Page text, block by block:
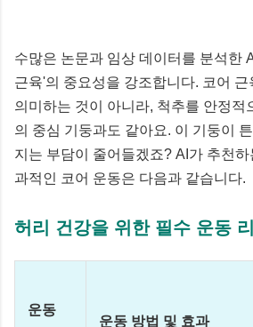
수많은 논문과 임상 데이터를 분석한
근육'의 중요성을 강조합니다. 코어
의미하는 것이 아니라, 척추를 안정적
의 중심 기둥과도 같아요. 이 기둥이
지는 부담이 줄어들겠죠? AI가 추천
과적인 코어 운동은 다음과 같습니다.
허리 건강을 위한 필수 운동
운동
운동 방법 및 효과